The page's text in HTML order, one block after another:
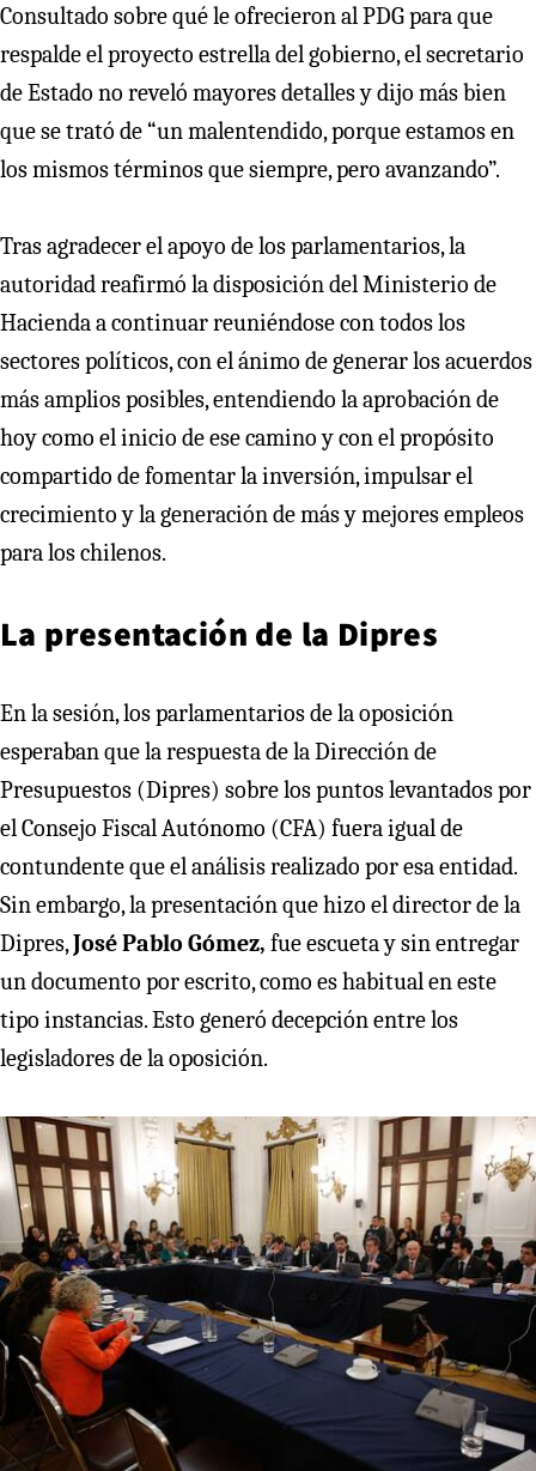
Consultado sobre qué le ofrecieron al PDG para que
respalde el proyecto estrella del gobierno, el secretario
de Estado no reveló mayores detalles y dijo más bien
que se trató de “un malentendido, porque estamos en
los mismos términos que siempre, pero avanzando”.
Tras agradecer el apoyo de los parlamentarios, la
autoridad reafirmó la disposición del Ministerio de
Hacienda a continuar reuniéndose con todos los
sectores políticos, con el ánimo de generar los acuerdos
más amplios posibles, entendiendo la aprobación de
hoy como el inicio de ese camino y con el propósito
compartido de fomentar la inversión, impulsar el
crecimiento y la generación de más y mejores empleos
para los chilenos.
La presentación de la Dipres
En la sesión, los parlamentarios de la oposición
esperaban que la respuesta de la Dirección de
Presupuestos (Dipres) sobre los puntos levantados por
el Consejo Fiscal Autónomo (CFA) fuera igual de
contundente que el análisis realizado por esa entidad.
Sin embargo, la presentación que hizo el director de la
Dipres,José Pablo Gómez, fue escueta y sin entregar
un documento por escrito, como es habitual en este
tipo instancias. Esto generó decepción entre los
legisladores de la oposición.